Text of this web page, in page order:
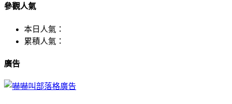
參觀人氣
本日人氣：
累積人氣：
廣告